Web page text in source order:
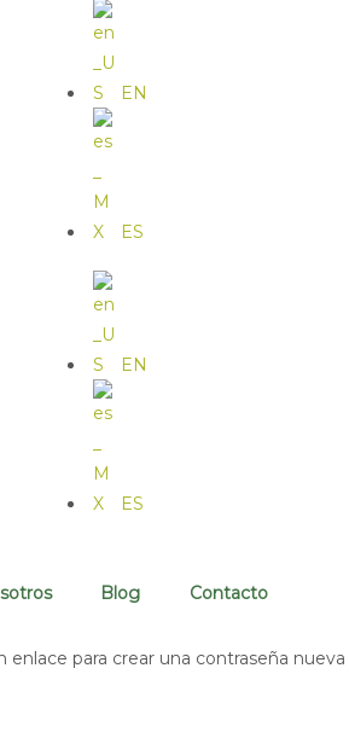
EN
ES
EN
ES
Blog Contacto
para crear una contraseña